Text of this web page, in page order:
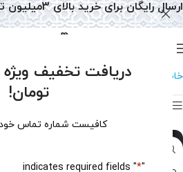
تومان!
کافیست شماره تماس خود
"
*
" indicates required fields
خانه
ارسال رایگان برای خرید بالای 3میلیون تومان